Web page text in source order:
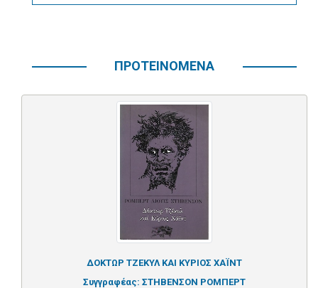
ΠΡΟΤΕΙΝΟΜΕΝΑ
ΔΟΚΤΩΡ ΤΖΕΚΥΛ ΚΑΙ ΚΥΡΙΟΣ ΧΑΪΝΤ
Συγγραφέας: ΣΤΗΒΕΝΣΟΝ ΡΟΜΠΕΡΤ